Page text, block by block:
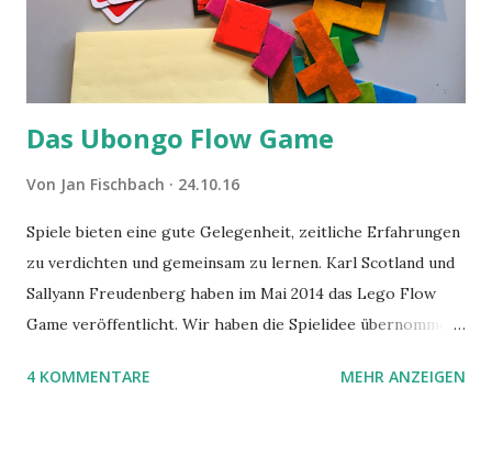
Das Ubongo Flow Game
Von Jan Fischbach 24.10.16
Spiele bieten eine gute Gelegenheit, zeitliche Erfahrungen
zu verdichten und gemeinsam zu lernen. Karl Scotland und
Sallyann Freudenberg haben im Mai 2014 das Lego Flow
Game veröffentlicht. Wir haben die Spielidee übernommen,
benutzen wir Material aus Grzegorz Rejchtmans Ubongo-
4 KOMMENTARE MEHR ANZEIGEN